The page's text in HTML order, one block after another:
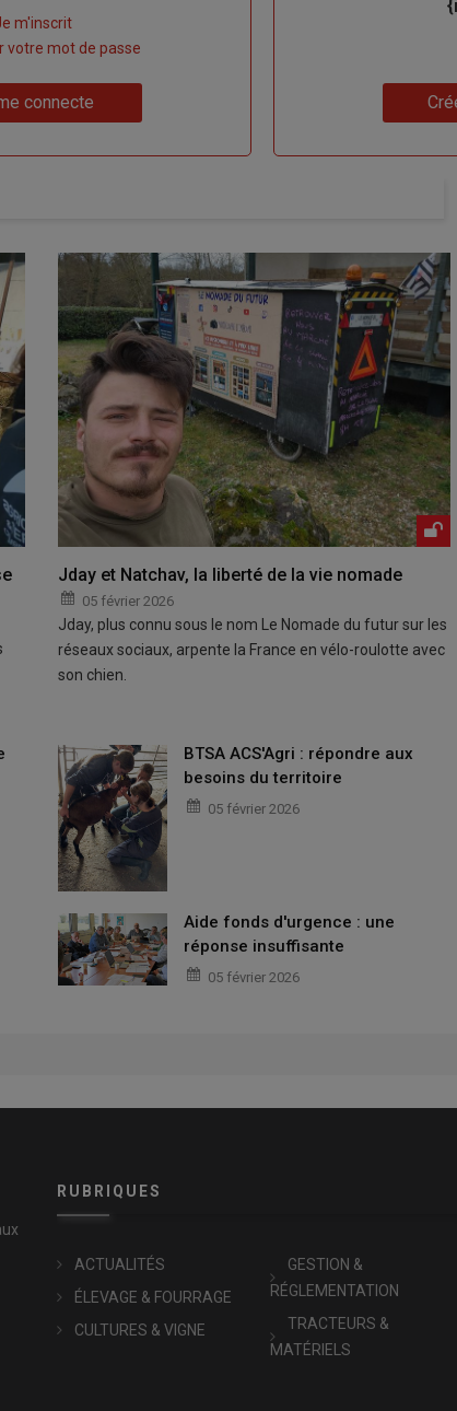
m'inscrit
votre mot de passe
connecte
Jday et Natchav, la liberté de la vie nomade
05 février 2026
Jday, plus connu sous le nom Le Nomade du futur sur les
réseaux sociaux, arpente la France en vélo-roulotte avec
son chien.
BTSA ACS'Agri : répondre aux
besoins du territoire
05 février 2026
Aide fonds d'urgence : une
réponse insuffisante
05 février 2026
RUBRIQUES
ACTUALITÉS
ÉLEVAGE & FOURRAGE
CULTURES & VIGNE
GESTION &
RÉGLEMENTATION
TRACTEURS &
MATÉRIELS